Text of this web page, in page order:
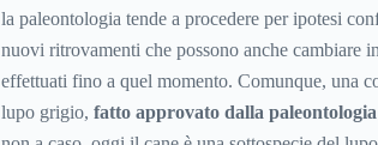
la paleontologia tende a procedere per ipotesi
nuovi ritrovamenti che possono anche cambiare
effettuati fino a quel momento. Comunque, una
lupo grigio, fatto approvato dalla